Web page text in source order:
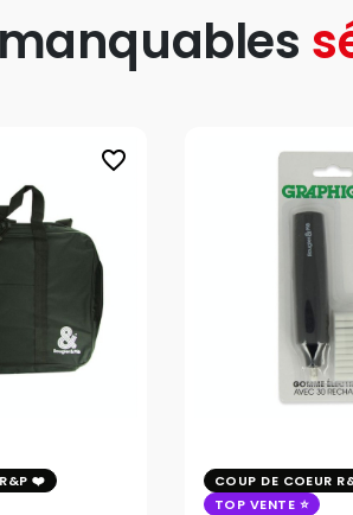
favorite_border
COUP DE COEUR
TOP VENTE